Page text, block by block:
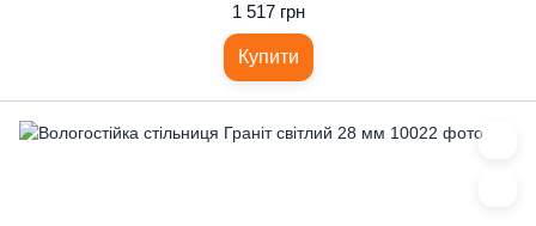
1 517 грн
Купити